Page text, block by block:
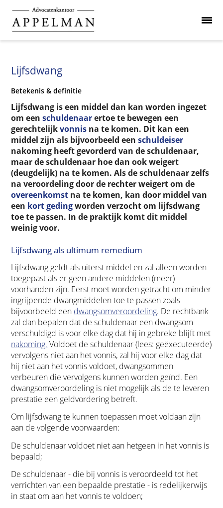
Lijfsdwang
Betekenis & definitie
Lijfsdwang is een middel dan kan worden ingezet
om eenschuldenaarertoe te bewegen een
gerechtelijkvonnis na te komen. Dit kan een
middel zijn als bijvoorbeeld eenschuldeiser
nakoming heeft gevorderd van de schuldenaar,
maar de schuldenaar hoe dan ook weigert
(deugdelijk) na te komen. Als de schuldenaar zelfs
na veroordeling door de rechter weigert om de
overeenkomst na te komen, kan door middel van
een kort gedingworden verzocht om lijfsdwang
toe te passen. In de praktijk komt dit middel
weinig voor.
Lijfsdwang als ultimum remedium
Lijfsdwang geldt als uiterst middel en zal alleen worden
toegepast als er geen andere middelen (meer)
voorhanden zijn. Eerst moet worden getracht om minder
ingrijpende dwangmiddelen toe te passen zoals
bijvoorbeeld een dwangsomveroordeling. De rechtbank
zal dan bepalen dat de schuldenaar een dwangsom
verschuldigd is voor elke dag dat hij in gebreke blijft met
nakoming. Voldoet de schuldenaar (lees: geëxecuteerde)
vervolgens niet aan het vonnis, zal hij voor elke dag dat
hij niet aan het vonnis voldoet, dwangsommen
verbeuren die vervolgens kunnen worden geïnd. Een
dwangsomveroordeling is niet mogelijk als de te leveren
prestatie een geldvordering betreft.
Om lijfsdwang te kunnen toepassen moet voldaan zijn
aan de volgende voorwaarden:
De schuldenaar voldoet niet aan hetgeen in het vonnis is
bepaald;
De schuldenaar - die bij vonnis is veroordeeld tot het
verrichten van een bepaalde prestatie - is redelijkerwijs
in staat om aan het vonnis te voldoen;